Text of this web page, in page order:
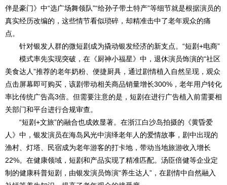
伴是豪门》中“选广场舞领队”“给孙子带土特产”等细节就是根据演员的
真实经历改编的，这些情节看似琐碎，却精准击中了老年观众的痛
点。
针对银发人群的微短剧成为撬动银发经济的新支点。“短剧+电商”
模式率先实现突破，在《厨神小福星》中，退休演员饰演的“社区
美食达人”推荐的老年奶粉、便捷厨具，通过剧情植入自然呈现，观众
点击屏幕即可购买，该剧带动相关商品销量增长300%，老年用户转化
率比传统广告高3倍。但需要注意的是，短剧在进行广告植入前需要相
关部门和平台进行合规审查。
“短剧+文旅”的融合也成效显著。在浙江白沙岛拍摄的《黄昏爱
人》中，银发演员在海岛风光中演绎老年人的爱情故事，剧中出现的
渔村、灯塔、民宿成为老年游客的打卡地，带动当地旅游收入增长
22%。在健康领域，短剧和产品实现了精准匹配。汤臣倍健等企业定
制的健康科普短剧，由银发演员饰演“养生达人”，在剧情中自然融入